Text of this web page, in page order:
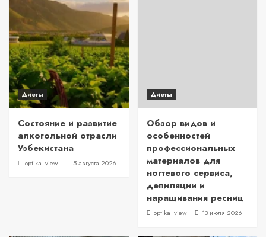
Диеты
Состояние и развитие
алкогольной отрасли
Узбекистана
optika_view_ 5 августа 2026
Диеты
Обзор видов и
особенностей
профессиональных
материалов для
ногтевого сервиса,
депиляции и
наращивания ресниц
optika_view_ 13 июля 2026